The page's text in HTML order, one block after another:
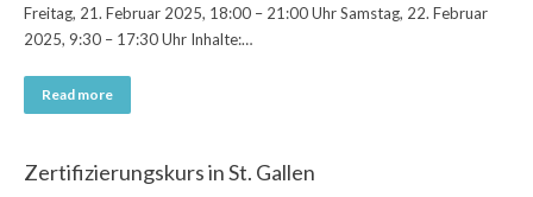
Freitag, 21. Februar 2025, 18:00 – 21:00 Uhr Samstag, 22. Februar
2025, 9:30 – 17:30 Uhr Inhalte:…
Read more
Zertifizierungskurs in St. Gallen